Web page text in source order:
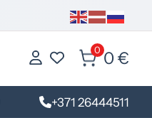
0 0 €
+371 26444511